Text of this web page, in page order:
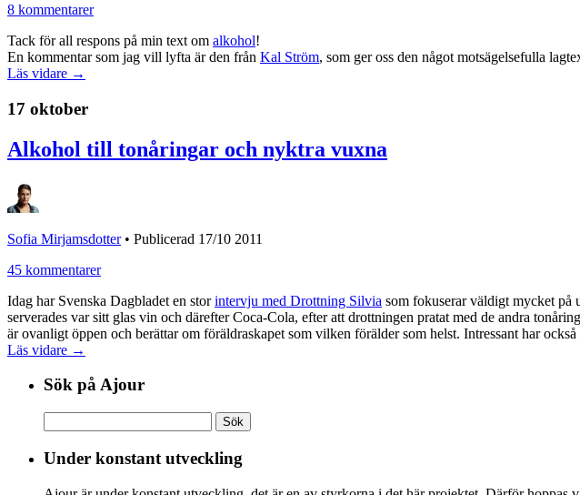
8 kommentarer
Tack för all respons på min text om alkohol!
En kommentar som jag vill lyfta är den från Kal Ström, som ger oss den något motsägelsefulla
Läs vidare →
17 oktober
Alkohol till tonåringar och nyktra vuxna
Sofia Mirjamsdotter• Publicerad 17/10 2011
45 kommentarer
Idag har Svenska Dagbladet en storintervju med Drottning Silvia som fokuserar väldigt mycket på
serverades var sitt glas vin och därefter Coca-Cola, efter att drottningen pratat med de andra
är ovanligt öppen och berättar om föräldraskapet som vilken förälder som helst. Intressant har
Läs vidare →
Sök på Ajour
efter:
Under konstant utveckling